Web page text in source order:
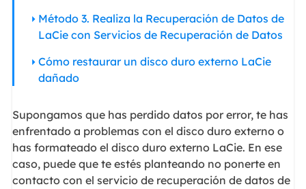
Método 3. Realiza la Recuperación de Datos de
LaCie con Servicios de Recuperación de Datos
Cómo restaurar un disco duro externo LaCie
dañado
Supongamos que has perdido datos por error, te has
enfrentado a problemas con el disco duro externo o
has formateado el disco duro externo LaCie. En ese
caso, puede que te estés planteando no ponerte en
contacto con el servicio de recuperación de datos de